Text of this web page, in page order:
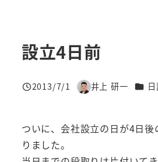
設立4日前
投稿日
2013/7/1
著
井上 研一 カテ
ついに、会社設立の日が4日
りました。